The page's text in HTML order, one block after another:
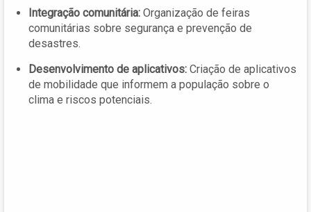
Integração comunitária: Organização de feiras
comunitárias sobre segurança e prevenção de
desastres.
Desenvolvimento de aplicativos: Criação de aplicativos
de mobilidade que informem a população sobre o
clima e riscos potenciais.